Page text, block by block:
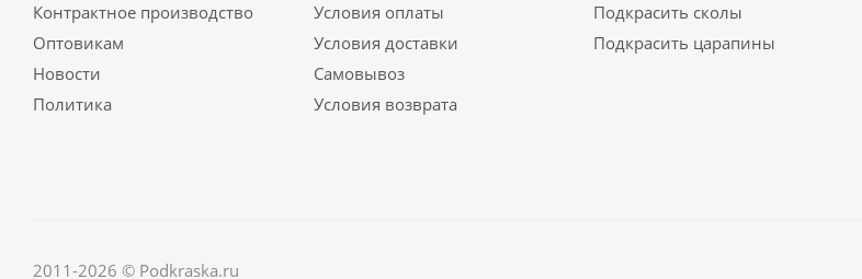
Контрактное производство
Оптовикам
Новости
Политика
Условия оплаты
Условия доставки
Самовывоз
Условия возврата
Подкрасить сколы
Подкрасить царапины
2011-2026 © Podkraska.ru